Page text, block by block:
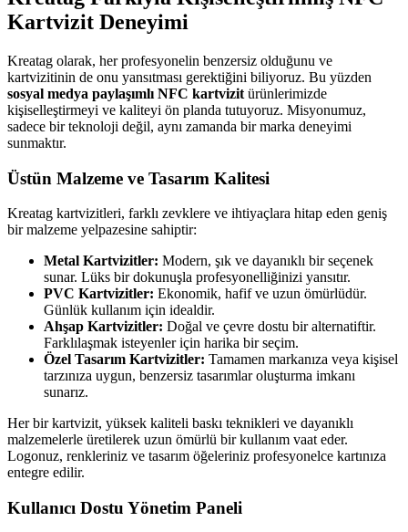
Kartvizit Deneyimi
Kreatag olarak, her profesyonelin benzersiz olduğunu ve
kartvizitinin de onu yansıtması gerektiğini biliyoruz. Bu yüzden
sosyal medya paylaşımlı NFC kartvizit ürünlerimizde
kişiselleştirmeyi ve kaliteyi ön planda tutuyoruz. Misyonumuz,
sadece bir teknoloji değil, aynı zamanda bir marka deneyimi
sunmaktır.
Üstün Malzeme ve Tasarım Kalitesi
Kreatag kartvizitleri, farklı zevklere ve ihtiyaçlara hitap eden geniş
bir malzeme yelpazesine sahiptir:
Metal Kartvizitler: Modern, şık ve dayanıklı bir seçenek
sunar. Lüks bir dokunuşla profesyonelliğinizi yansıtır.
PVC Kartvizitler: Ekonomik, hafif ve uzun ömürlüdür.
Günlük kullanım için idealdir.
Ahşap Kartvizitler: Doğal ve çevre dostu bir alternatiftir.
Farklılaşmak isteyenler için harika bir seçim.
Özel Tasarım Kartvizitler: Tamamen markanıza veya kişisel
tarzınıza uygun, benzersiz tasarımlar oluşturma imkanı
sunarız.
Her bir kartvizit, yüksek kaliteli baskı teknikleri ve dayanıklı
malzemelerle üretilerek uzun ömürlü bir kullanım vaat eder.
Logonuz, renkleriniz ve tasarım öğeleriniz profesyonelce kartınıza
entegre edilir.
Kullanıcı Dostu Yönetim Paneli